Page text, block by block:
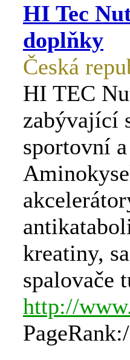
HI Tec
doplňky
Česká
HI TEC
zabývající
sportovní
kreatiny,
spalovače
http://